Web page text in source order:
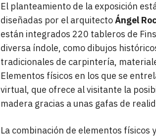
El planteamiento de la exposición
diseñadas por el arquitectoÁngel
están integrados 220 tableros de
diversa índole, como dibujos
tradicionales de carpintería,
Elementos físicos en los que se
virtual, que ofrece al visitante la
madera gracias a unas gafas de
La combinación de elementos